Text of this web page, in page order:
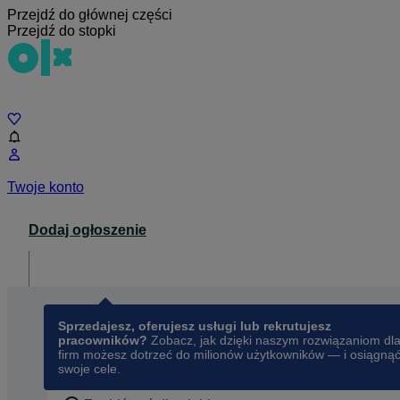
Przejdź do głównej części
Przejdź do stopki
Twoje konto
Dodaj ogłoszenie
Sprzedajesz, oferujesz usługi lub rekrutujesz
pracowników? Zobacz, jak dzięki naszym rozwiązaniom dla
firm możesz dotrzeć do milionów użytkowników — i osiągnąć
swoje cele.